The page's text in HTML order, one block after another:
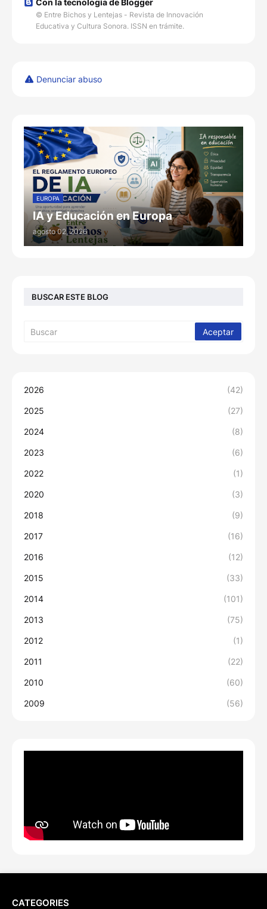
Con la tecnología de Blogger
© Entre Bichos y Lentejas - Revista de Innovación
Educativa y Cultura Sonora. ISSN en trámite.
Denunciar abuso
EUROPA
IA y Educación en Europa
agosto 02, 2026
BUSCAR ESTE BLOG
2026 (42)
2025 (27)
2024 (8)
2023 (6)
2022 (1)
2020 (3)
2018 (9)
2017 (16)
2016 (12)
2015 (33)
2014 (101)
2013 (75)
2012 (1)
2011 (22)
2010 (60)
2009 (56)
CATEGORIES